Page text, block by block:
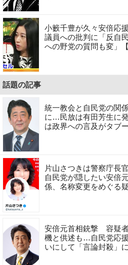
小籔千豊が久々安倍応
議員への批判に「反自
への野党の質問も変」
話題の記事
統一教会と自民党の関
に…民放は有田芳生に
は政界への言及がタブ
片山さつきは警察庁長
自民党が隠したい安倍
係、名称変更をめぐる
安倍元首相銃撃 容疑
機と供述も…自民党応
いにして「言論封殺」